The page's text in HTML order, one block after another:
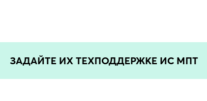
ЗАДАЙТЕ ИХ ТЕХПОДДЕРЖКЕ ИС МПТ